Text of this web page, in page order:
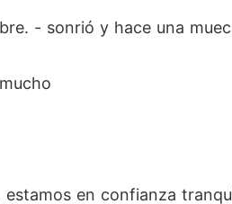
- sonrió y hace una
en confianza